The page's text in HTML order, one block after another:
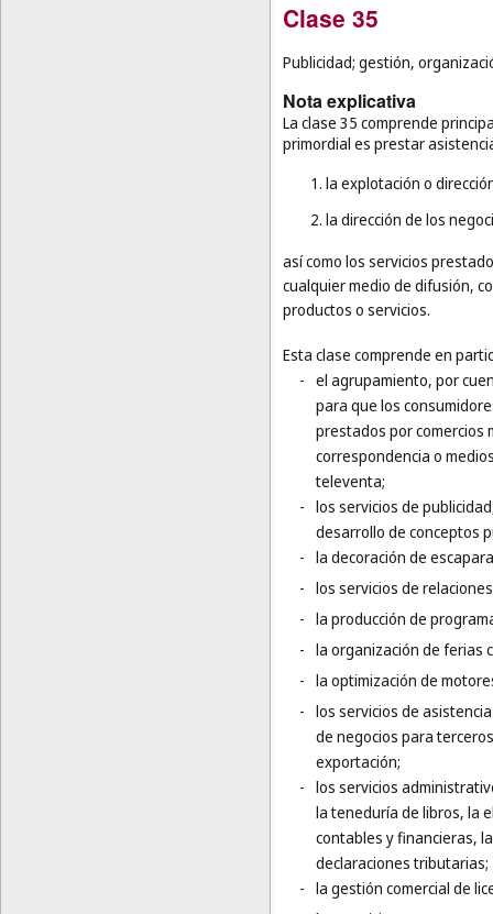
Clase 35
Publicidad; gestión,
Nota explicativa
La clase 35 comprende
primordial es prestar
1. la explotación o
2. la dirección de los
así como los servicios
cualquier medio de difusión,
productos o servicios.
Esta clase comprende en
- el agrupamiento, por
para que los
prestados por comercios
correspondencia o
televenta;
- los servicios de
desarrollo de conceptos
- la decoración de
- los servicios de
- la producción de
- la organización de ferias
- la optimización de
- los servicios de
de negocios para
exportación;
- los servicios
la teneduría de libros, la
contables y financieras,
declaraciones tributarias;
- la gestión comercial de